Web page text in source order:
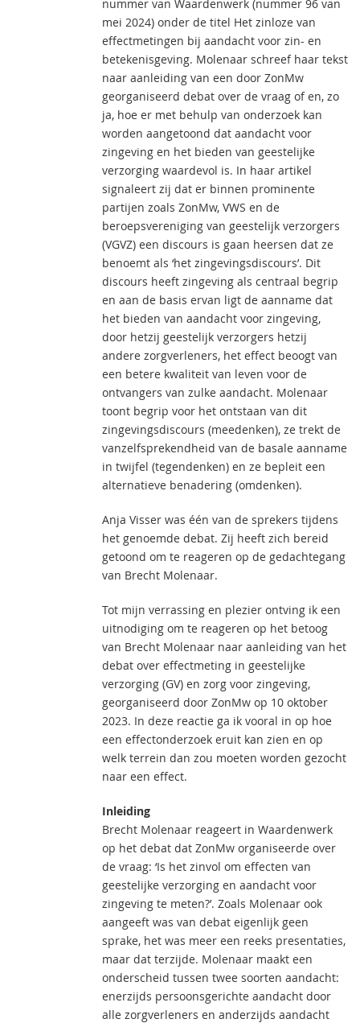
nummer van Waardenwerk (nummer 96 van
mei 2024) onder de titel Het zinloze van
effectmetingen bij aandacht voor zin- en
betekenisgeving. Molenaar schreef haar tekst
naar aanleiding van een door ZonMw
georganiseerd debat over de vraag of en, zo
ja, hoe er met behulp van onderzoek kan
worden aangetoond dat aandacht voor
zingeving en het bieden van geestelijke
verzorging waardevol is. In haar artikel
signaleert zij dat er binnen prominente
partijen zoals ZonMw, VWS en de
beroepsvereniging van geestelijk verzorgers
(VGVZ) een discours is gaan heersen dat ze
benoemt als ‘het zingevingsdiscours’. Dit
discours heeft zingeving als centraal begrip
en aan de basis ervan ligt de aanname dat
het bieden van aandacht voor zingeving,
door hetzij geestelijk verzorgers hetzij
andere zorgverleners, het effect beoogt van
een betere kwaliteit van leven voor de
ontvangers van zulke aandacht. Molenaar
toont begrip voor het ontstaan van dit
zingevingsdiscours (meedenken), ze trekt de
vanzelfsprekendheid van de basale aanname
in twijfel (tegendenken) en ze bepleit een
alternatieve benadering (omdenken).
Anja Visser was één van de sprekers tijdens
het genoemde debat. Zij heeft zich bereid
getoond om te reageren op de gedachtegang
van Brecht Molenaar.
Tot mijn verrassing en plezier ontving ik een
uitnodiging om te reageren op het betoog
van Brecht Molenaar naar aanleiding van het
debat over effectmeting in geestelijke
verzorging (GV) en zorg voor zingeving,
georganiseerd door ZonMw op 10 oktober
2023. In deze reactie ga ik vooral in op hoe
een effectonderzoek eruit kan zien en op
welk terrein dan zou moeten worden gezocht
naar een effect.
Inleiding
Brecht Molenaar reageert in Waardenwerk
op het debat dat ZonMw organiseerde over
de vraag: ‘Is het zinvol om effecten van
geestelijke verzorging en aandacht voor
zingeving te meten?’. Zoals Molenaar ook
aangeeft was van debat eigenlijk geen
sprake, het was meer een reeks presentaties,
maar dat terzijde. Molenaar maakt een
onderscheid tussen twee soorten aandacht:
enerzijds persoonsgerichte aandacht door
alle zorgverleners en anderzijds aandacht